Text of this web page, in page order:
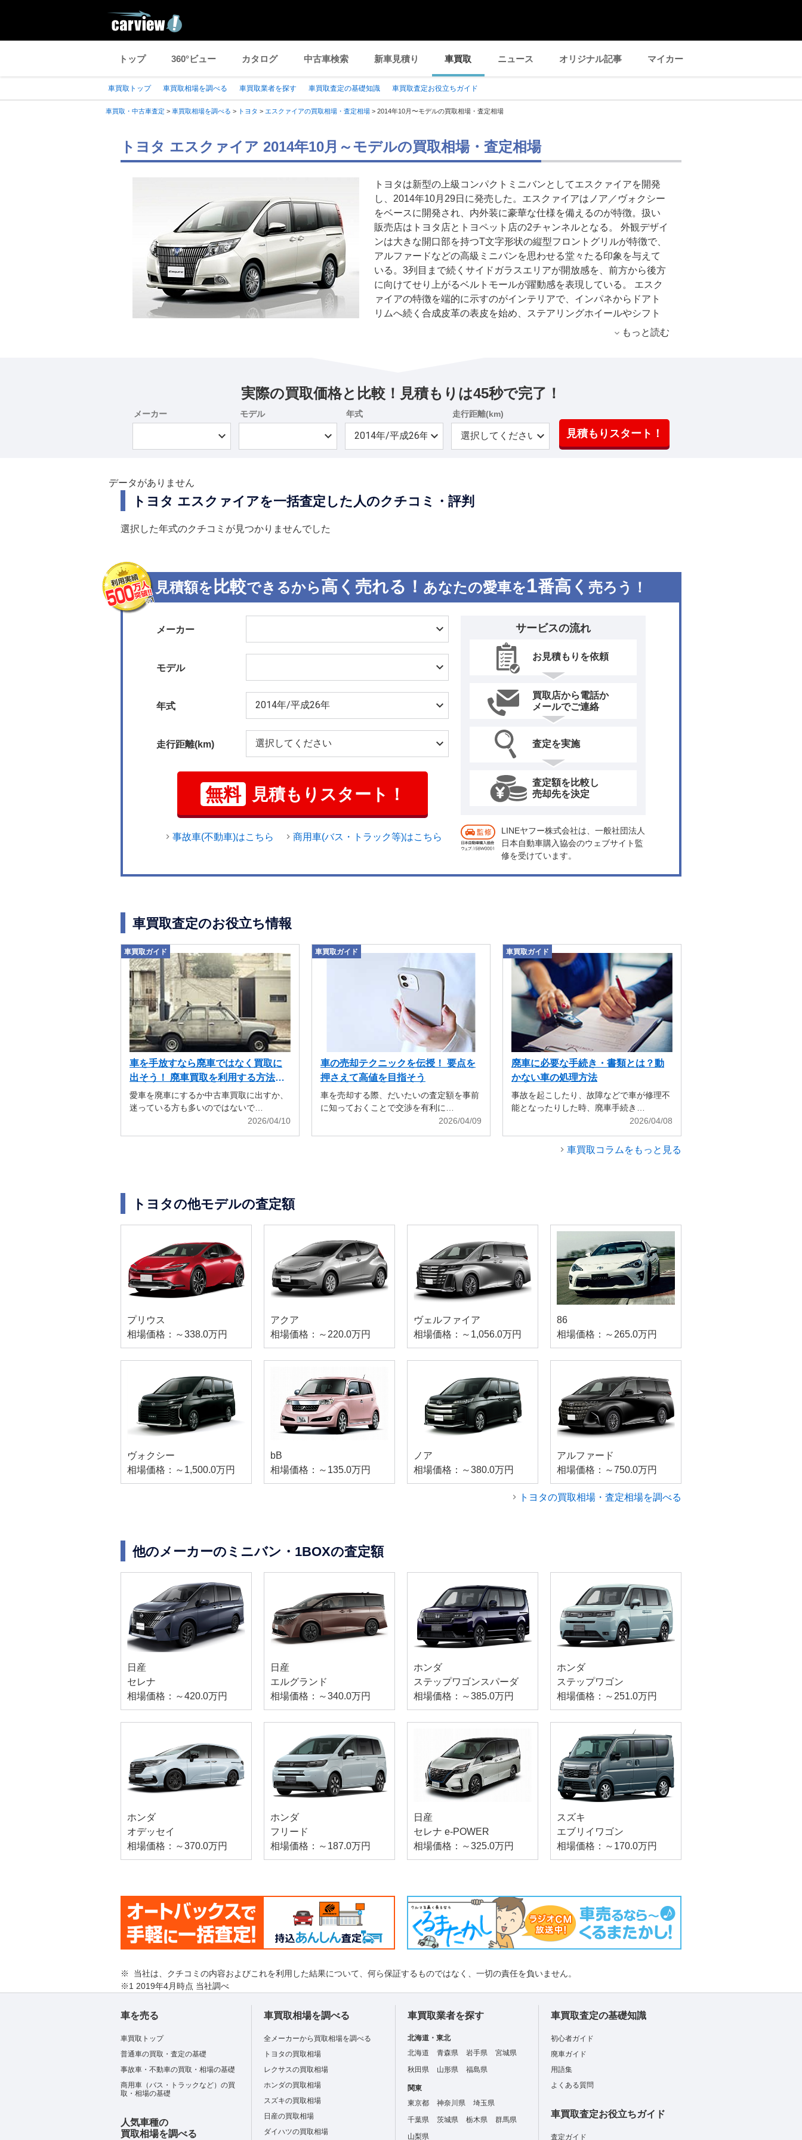
トップ 360°ビュー カタログ 中古車検索 新車見積り 車買取 ニュース オリジナル記事 マイカー
車買取トップ 車買取相場を調べる 車買取業者を探す 車買取査定の基礎知識 車買取査定お役立ちガイド
車買取・中古車査定 > 車買取相場を調べる > トヨタ > エスクァイアの買取相場・査定相場 > 2014年10月〜モデルの買取相場・査定相場
トヨタ エスクァイア 2014年10月～モデルの買取相場・査定相場
トヨタは新型の上級コンパクトミニバンとしてエスクァイアを開発
し、2014年10月29日に発売した。エスクァイアはノア／ヴォクシー
をベースに開発され、内外装に豪華な仕様を備えるのが特徴。扱い
販売店はトヨタ店とトヨペット店の2チャンネルとなる。 外観デザイ
ンは大きな開口部を持つT文字形状の縦型フロントグリルが特徴で、
アルファードなどの高級ミニバンを思わせる堂々たる印象を与えて
いる。3列目まで続くサイドガラスエリアが開放感を、前方から後方
に向けてせり上がるベルトモールが躍動感を表現している。 エスク
ァイアの特徴を端的に示すのがインテリアで、インパネからドアト
リムへ続く合成皮革の表皮を始め、ステアリングホイールやシフト
ノブに採用された本革巻きや黒木目調の加飾、ピアノブラック塗装
れた乗降性、広くて使い勝手の良い荷室空間などを作っている。 7人
乗り仕様車の2列目には独立したキャプテンシートを採用し、横スラ
イドのほか3列目シートをスペースアップすることでロングスライド
を可能とした。 エスクァイアにはガソリン車とハイブリッド車がラ
インナップされている。ガソリン車には2.0リッターエンジンが搭載
100kWを発生する。 ガソリン車はアイドリングストップ機構などの
制御付きの横滑り防止装置であるS-VSCやヒルスタートアシストな
どが標準で装備される。 グレードはガソリン車、ハイブリッド車と
が、ガソリン車はそれぞれのグレードに8人乗りの設定もある。
もっと読む
実際の買取価格と比較！見積もりは45秒で完了！
メーカー モデル 年式 走行距離(km)
見積もりスタート！
データがありません
トヨタ エスクァイアを一括査定した人のクチコミ・評判
選択した年式のクチコミが見つかりませんでした
見積額を 比較できるから高く売れる！ あなたの愛車を1番高く 売ろう！
メーカー
モデル
年式
走行距離(km)
無料 見積もりスタート！
事故車(不動車)はこちら 商用車(バス・トラック等)はこちら
サービスの流れ
お見積もりを依頼
買取店から電話か
メールでご連絡
査定を実施
査定額を比較し
売却先を決定
LINEヤフー株式会社は、一般社団法人
日本自動車購入協会のウェブサイト監
修を受けています。
車買取査定のお役立ち情報
車買取ガイド
車を手放すなら廃車ではなく買取に
出そう！ 廃車買取を利用する方法も
解説
愛車を廃車にするか中古車買取に出すか、
迷っている方も多いのではないで…
2026/04/10
車買取ガイド
車の売却テクニックを伝授！ 要点を
押さえて高値を目指そう
車を売却する際、だいたいの査定額を事前
に知っておくことで交渉を有利に…
2026/04/09
車買取ガイド
廃車に必要な手続き・書類とは？動
かない車の処理方法
事故を起こしたり、故障などで車が修理不
能となったりした時、廃車手続き…
2026/04/08
車買取コラムをもっと見る
トヨタの他モデルの査定額
プリウス
相場価格：～338.0万円
アクア
相場価格：～220.0万円
ヴェルファイア
相場価格：～1,056.0万円
86
相場価格：～265.0万円
ヴォクシー
相場価格：～1,500.0万円
bB
相場価格：～135.0万円
ノア
相場価格：～380.0万円
アルファード
相場価格：～750.0万円
トヨタの買取相場・査定相場を調べる
他のメーカーのミニバン・1BOXの査定額
日産
セレナ
相場価格：～420.0万円
日産
エルグランド
相場価格：～340.0万円
ホンダ
ステップワゴンスパーダ
相場価格：～385.0万円
ホンダ
ステップワゴン
相場価格：～251.0万円
ホンダ
オデッセイ
相場価格：～370.0万円
ホンダ
フリード
相場価格：～187.0万円
日産
セレナ e-POWER
相場価格：～325.0万円
スズキ
エブリイワゴン
相場価格：～170.0万円
※ 当社は、クチコミの内容およびこれを利用した結果について、何ら保証するものではなく、一切の責任を負いません。
※1 2019年4月時点 当社調べ
車を売る
車買取トップ
普通車の買取・査定の基礎
事故車・不動車の買取・相場の基礎
商用車（バス・トラックなど）の買
取・相場の基礎
人気車種の
買取相場を調べる
車買取相場を調べる
全メーカーから買取相場を調べる
トヨタの買取相場
レクサスの買取相場
ホンダの買取相場
スズキの買取相場
日産の買取相場
ダイハツの買取相場
車買取業者を探す
北海道・東北
北海道
青森県 岩手県
宮城県
秋田県
山形県 福島県
関東
東京都
神奈川県
埼玉県
千葉県
茨城県 栃木県
群馬県
山梨県
車買取査定の基礎知識
初心者ガイド
廃車ガイド
用語集
よくある質問
車買取査定お役立ちガイド
査定ガイド